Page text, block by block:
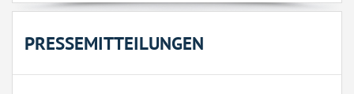
PRESSEMITTEILUNGEN